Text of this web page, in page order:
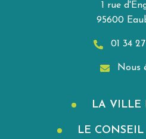
1 rue
95600
01 34
Nous
LA VILLE
LE